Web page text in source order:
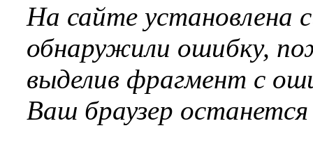
На сайте установлена
обнаружили ошибку,
выделив фрагмент с
Ваш браузер